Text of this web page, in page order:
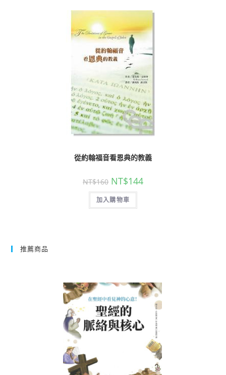
從約翰福音看恩典的教義
NT$160 NT$144
加入購物車
推薦商品